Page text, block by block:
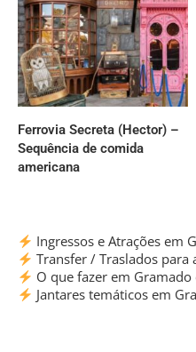
Ferrovia Secreta (Hector) –
Sequência de comida
americana
Ingressos e Atrações em
Transfer / Traslados para
O que fazer em Gramado
Jantares temáticos em